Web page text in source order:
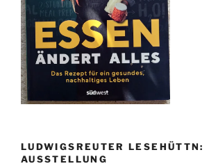
LUDWIGSREUTER LESEHÜTTN:
AUSSTELLUNG